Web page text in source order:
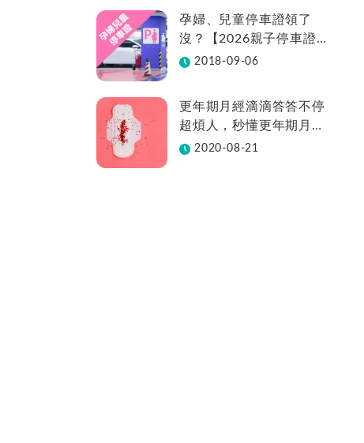
孕婦、兒童停車證領了
沒？【2026親子停車證懶
人包】各縣市領取方法在
2018-09-06
更年期月經滴滴答答不停
超煩人，秒懂更年期月經
週期變化
2020-08-21